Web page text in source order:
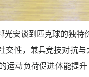
光安谈到匹克球的独
交性，兼具竞技对抗
运动负荷促进体能提